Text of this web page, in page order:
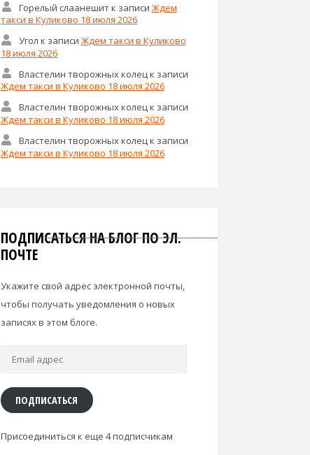
Горелый слаанешитк записи Ждем
такси в Куликово 18 июля 2026
Угол к записи Ждем такси в Куликово
18 июля 2026
Властелин творожных колец к записи
Ждем такси в Куликово 18 июля 2026
Властелин творожных колецк записи
Ждем такси в Куликово 18 июля 2026
Властелин творожных колец к записи
Ждем такси в Куликово 18 июля 2026
ПОДПИСАТЬСЯ НА БЛОГ ПО ЭЛ.
ПОЧТЕ
Укажите свой адрес электронной почты,
чтобы получать уведомления о новых
записях в этом блоге.
ПОДПИСАТЬСЯ
Присоединиться к еще 4 подписчикам